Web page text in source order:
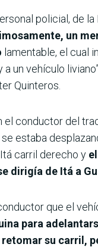
policial, de
un
lamentable, el cual
un vehículo
Quinteros.
el conductor del
estaba
carril derecho y
dirigía de Itá a
que el
para
retomar su carril,